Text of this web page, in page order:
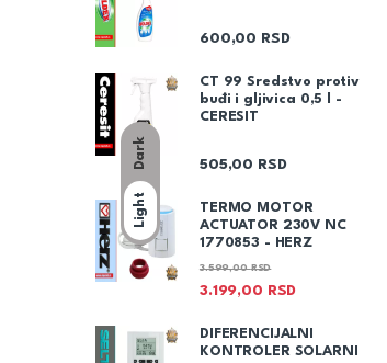
Dark
Light
600,00 RSD
CT 99 Sredstvo protiv
buđi i gljivica 0,5 l -
CERESIT
505,00 RSD
TERMO MOTOR
ACTUATOR 230V NC
1770853 - HERZ
3.199,00 RSD
3.599,00RSD
DIFERENCIJALNI
KONTROLER SOLARNI